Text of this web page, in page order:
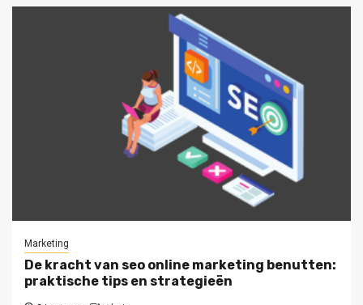
Marketing
De kracht van seo online marketing benutten:
praktische tips en strategieën